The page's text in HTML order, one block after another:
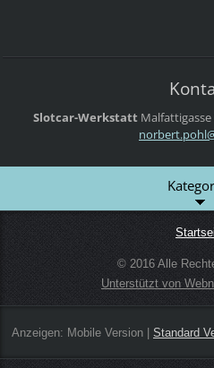
Slotcar-Werkstatt Malfattigasse
norbert.
© 2016 Alle
Unterstützt von
Anzeigen: Mobile Version| Standard